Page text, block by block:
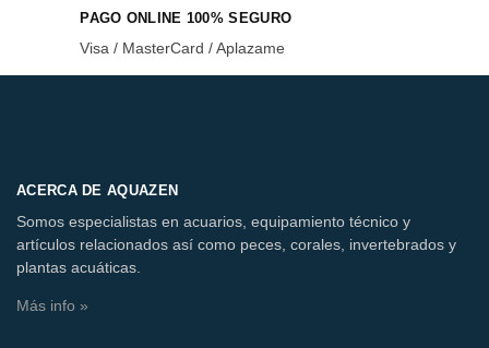
PAGO ONLINE 100% SEGURO
Visa / MasterCard / Aplazame
ACERCA DE AQUAZEN
Somos especialistas en acuarios, equipamiento técnico y
artículos relacionados así como peces, corales, invertebrados y
plantas acuáticas.
Más info »